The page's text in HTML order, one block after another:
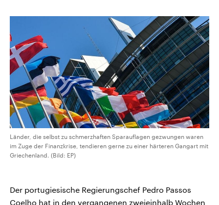
Länder, die selbst zu schmerzhaften Sparauflagen gezwungen waren
im Zuge der Finanzkrise, tendieren gerne zu einer härteren Gangart mit
Griechenland. (Bild: EP)
Der portugiesische Regierungschef Pedro Passos
Coelho hat in den vergangenen zweieinhalb Wochen